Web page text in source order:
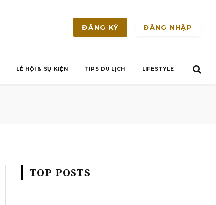
ĐĂNG KÝ ĐĂNG NHẬP
LỄ HỘI & SỰ KIỆN TIPS DU LỊCH LIFESTYLE
TOP POSTS